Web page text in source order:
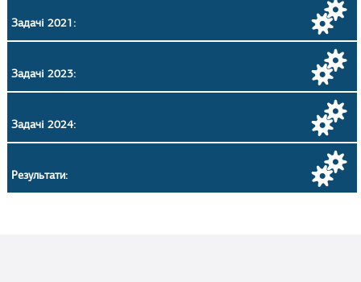
Задачі 2021:
Задачі 2023:
Задачі 2024:
Результати: